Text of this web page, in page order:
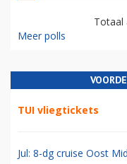
Totaal
Meer polls
TUI vliegtickets
Jul: 8-dg cruise Oost